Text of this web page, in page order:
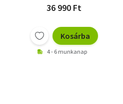
36 990 Ft
Kosárba
4 - 6 munkanap